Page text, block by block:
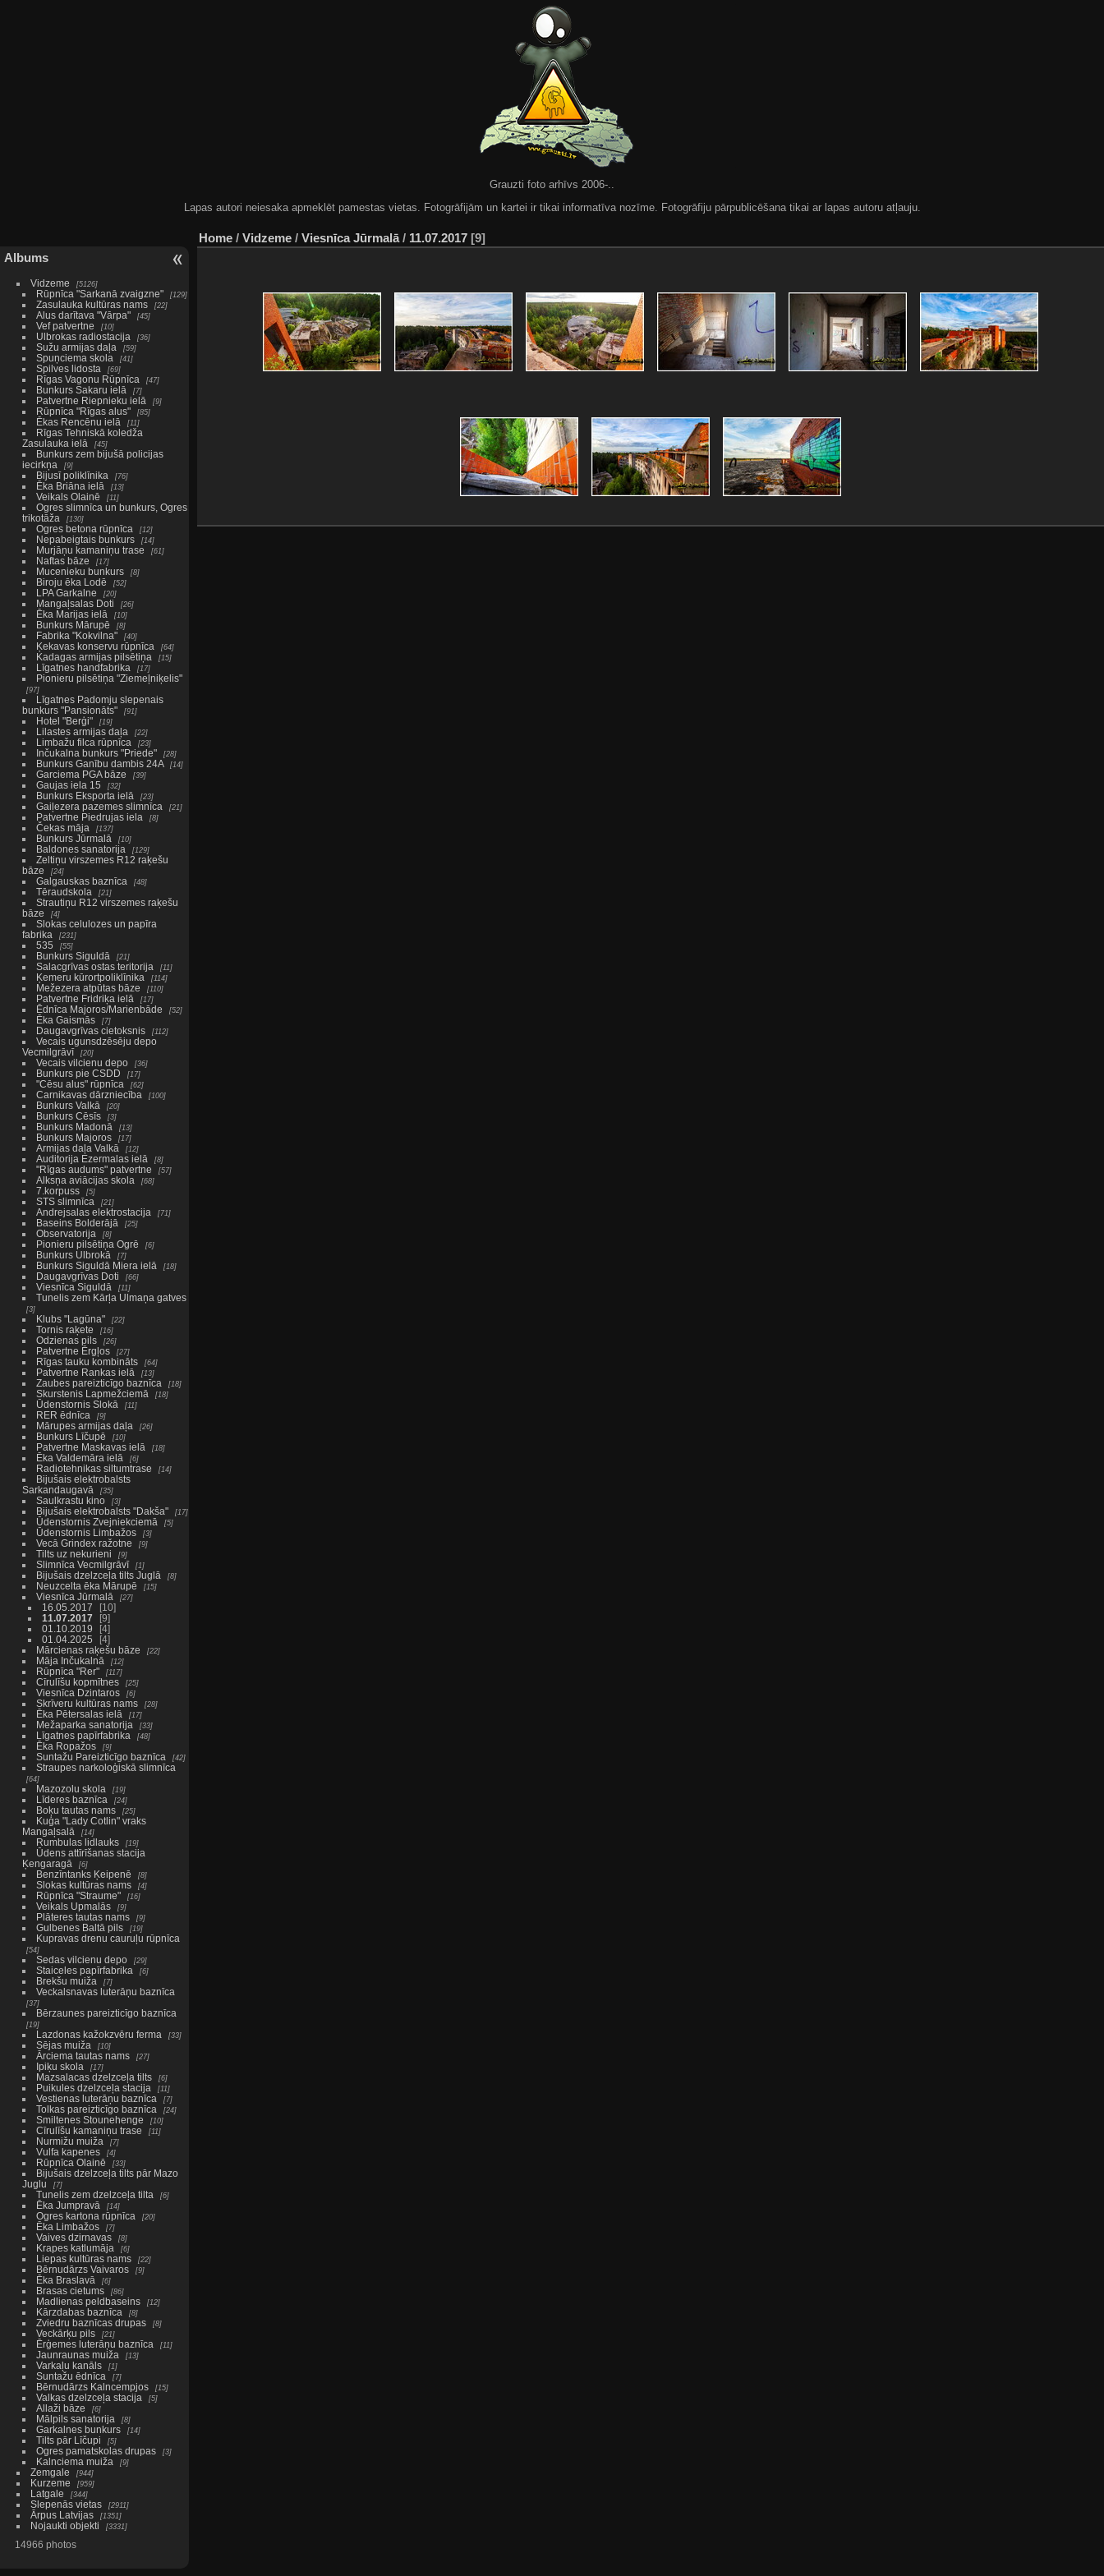
Grauzti foto arhīvs 2006-..
Lapas autori neiesaka apmeklēt pamestas vietas. Fotogrāfijām un kartei ir tikai informatīva nozīme. Fotogrāfiju pārpublicēšana tikai ar lapas autoru atļauju.
Albums
Vidzeme 5126
Rūpnīca "Sarkanā zvaigzne" 129
Zasulauka kultūras nams 22
Alus darītava "Vārpa" 45
Vef patvertne 10
Ulbrokas radiostacija 36
Sužu armijas daļa 59
Spuņciema skola 41
Spilves lidosta 69
Rīgas Vagonu Rūpnīca 47
Bunkurs Sakaru ielā 7
Patvertne Riepnieku ielā 9
Rūpnīca "Rīgas alus" 85
Ēkas Rencēnu ielā 11
Rīgas Tehniskā koledža
Zasulauka ielā
45
Bunkurs zem bijušā policijas
iecirkņa
9
Bijusī poliklīnika 76
Ēka Briāna ielā 13
Veikals Olainē 11
Ogres slimnīca un bunkurs, Ogres
trikotāža
130
Ogres betona rūpnīca 12
Nepabeigtais bunkurs 14
Murjāņu kamaniņu trase 61
Naftas bāze 17
Mucenieku bunkurs 8
Biroju ēka Lodē 52
LPA Garkalne 20
Mangaļsalas Doti 26
Ēka Marijas ielā 10
Bunkurs Mārupē 8
Fabrika "Kokvilna" 40
Ķekavas konservu rūpnīca 64
Kadagas armijas pilsētiņa 15
Līgatnes handfabrika 17
Pionieru pilsētiņa "Ziemeļniķelis"
97
Līgatnes Padomju slepenais
bunkurs "Pansionāts"
91
Hotel "Berģi" 19
Lilastes armijas daļa 22
Limbažu filca rūpnīca 23
Inčukalna bunkurs "Priede" 28
Bunkurs Ganību dambis 24A 14
Garciema PGA bāze 39
Gaujas iela 15 32
Bunkurs Eksporta ielā 23
Gaiļezera pazemes slimnīca 21
Patvertne Piedrujas iela 8
Čekas māja 137
Bunkurs Jūrmalā 10
Baldones sanatorija 129
Zeltiņu virszemes R12 raķešu
bāze
24
Galgauskas baznīca 48
Tēraudskola 21
Strautiņu R12 virszemes raķešu
bāze
4
Slokas celulozes un papīra
fabrika
231
535 55
Bunkurs Siguldā 21
Salacgrīvas ostas teritorija 11
Ķemeru kūrortpoliklīnika 114
Mežezera atpūtas bāze 110
Patvertne Fridriķa ielā 17
Ēdnīca Majoros/Marienbāde 52
Ēka Gaismās 7
Daugavgrīvas cietoksnis 112
Vecais ugunsdzēsēju depo
Vecmilgrāvī
20
Vecais vilcienu depo 36
Bunkurs pie CSDD 17
"Cēsu alus" rūpnīca 62
Carnikavas dārzniecība 100
Bunkurs Valkā 20
Bunkurs Cēsīs 3
Bunkurs Madonā 13
Bunkurs Majoros 17
Armijas daļa Valkā 12
Auditorija Ezermalas ielā 8
"Rīgas audums" patvertne 57
Alksņa aviācijas skola 68
7.korpuss 5
STS slimnīca 21
Andrejsalas elektrostacija 71
Baseins Bolderājā 25
Observatorija 8
Pionieru pilsētiņa Ogrē 6
Bunkurs Ulbrokā 7
Bunkurs Siguldā Miera ielā 18
Daugavgrīvas Doti 66
Viesnīca Siguldā 11
Tunelis zem Kārļa Ulmaņa gatves
3
Klubs "Lagūna" 22
Tornis raķete 16
Odzienas pils 26
Patvertne Ērgļos 27
Rīgas tauku kombināts 64
Patvertne Rankas ielā 13
Zaubes pareizticīgo baznīca 18
Skurstenis Lapmežciemā 18
Ūdenstornis Slokā 11
RER ēdnīca 9
Mārupes armijas daļa 26
Bunkurs Līčupē 10
Patvertne Maskavas ielā 18
Ēka Valdemāra ielā 6
Radiotehnikas siltumtrase 14
Bijušais elektrobalsts
Sarkandaugavā
35
Saulkrastu kino 3
Bijušais elektrobalsts "Dakša" 17
Ūdenstornis Zvejniekciemā 5
Ūdenstornis Limbažos 3
Vecā Grindex ražotne 9
Tilts uz nekurieni 9
Slimnīca Vecmilgrāvī 1
Bijušais dzelzceļa tilts Juglā 8
Neuzcelta ēka Mārupē 15
Viesnīca Jūrmalā 27
16.05.2017
10
11.07.2017
9
01.10.2019
4
01.04.2025
4
Mārcienas raķešu bāze
22
Māja Inčukalnā 12
Rūpnīca "Rer" 117
Cīrulīšu kopmītnes 25
Viesnīca Dzintaros 6
Skrīveru kultūras nams 28
Ēka Pētersalas ielā 17
Mežaparka sanatorija 33
Līgatnes papīrfabrika 48
Ēka Ropažos 9
Suntažu Pareizticīgo baznīca 42
Straupes narkoloģiskā slimnīca
64
Mazozolu skola 19
Līderes baznīca 24
Boķu tautas nams 25
Kuģa "Lady Cotlin" vraks
Mangaļsalā
14
Rumbulas lidlauks 19
Ūdens attīrīšanas stacija
Ķengaragā
6
Benzīntanks Ķeipenē 8
Slokas kultūras nams 4
Rūpnīca "Straume" 16
Veikals Upmalās 9
Plāteres tautas nams 9
Gulbenes Baltā pils 19
Kupravas drenu cauruļu rūpnīca
54
Sedas vilcienu depo 29
Staiceles papīrfabrika 6
Brekšu muiža 7
Veckalsnavas luterāņu baznīca
37
Bērzaunes pareizticīgo baznīca
19
Lazdonas kažokzvēru ferma 33
Sējas muiža 10
Ārciema tautas nams 27
Ipiķu skola 17
Mazsalacas dzelzceļa tilts 6
Puikules dzelzceļa stacija 11
Vestienas luterāņu baznīca 7
Tolkas pareizticīgo baznīca 24
Smiltenes Stounehenge 10
Cīrulīšu kamaniņu trase 11
Nurmižu muiža 7
Vulfa kapenes 4
Rūpnīca Olainē 33
Bijušais dzelzceļa tilts pār Mazo
Juglu
7
Tunelis zem dzelzceļa tilta 6
Ēka Jumpravā 14
Ogres kartona rūpnīca 20
Ēka Limbažos 7
Vaives dzirnavas 8
Krapes katlumāja 6
Liepas kultūras nams 22
Bērnudārzs Vaivaros 9
Ēka Braslavā 6
Brasas cietums 86
Madlienas peldbaseins 12
Kārzdabas baznīca 8
Zviedru baznīcas drupas 8
Veckārķu pils 21
Ērģemes luterāņu baznīca 11
Jaunraunas muiža 13
Varkaļu kanāls 1
Suntažu ēdnīca 7
Bērnudārzs Kalncempjos 15
Valkas dzelzceļa stacija 5
Allaži bāze 6
Mālpils sanatorija 8
Garkalnes bunkurs 14
Tilts pār Līčupi 5
Ogres pamatskolas drupas 3
Kalnciema muiža 9
Zemgale 944
Kurzeme 959
Latgale 344
Slepenās vietas 2911
Ārpus Latvijas 1351
Nojaukti objekti 3331
14966 photos
Home / Vidzeme / Viesnīca Jūrmalā/ 11.07.2017 9